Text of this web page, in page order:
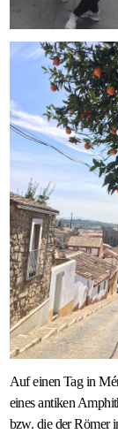
Auf einen Tag in
eines antiken
bzw. die der Römer